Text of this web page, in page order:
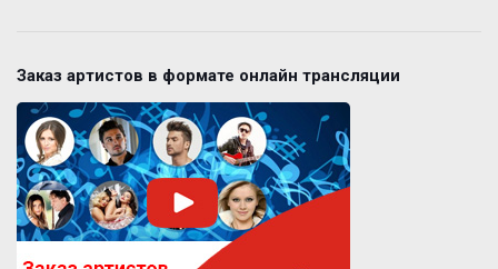
Заказ артистов в формате онлайн трансляции